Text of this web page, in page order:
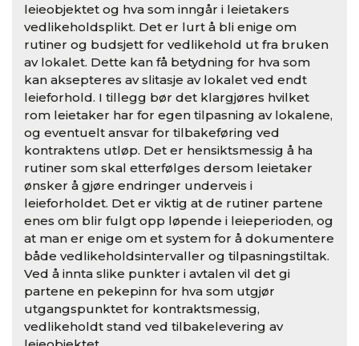
leieobjektet og hva som inngår i leietakers
vedlikeholdsplikt. Det er lurt å bli enige om
rutiner og budsjett for vedlikehold ut fra bruken
av lokalet. Dette kan få betydning for hva som
kan aksepteres av slitasje av lokalet ved endt
leieforhold. I tillegg bør det klargjøres hvilket
rom leietaker har for egen tilpasning av lokalene,
og eventuelt ansvar for tilbakeføring ved
kontraktens utløp. Det er hensiktsmessig å ha
rutiner som skal etterfølges dersom leietaker
ønsker å gjøre endringer underveis i
leieforholdet. Det er viktig at de rutiner partene
enes om blir fulgt opp løpende i leieperioden, og
at man er enige om et system for å dokumentere
både vedlikeholdsintervaller og tilpasningstiltak.
Ved å innta slike punkter i avtalen vil det gi
partene en pekepinn for hva som utgjør
utgangspunktet for kontraktsmessig,
vedlikeholdt stand ved tilbakelevering av